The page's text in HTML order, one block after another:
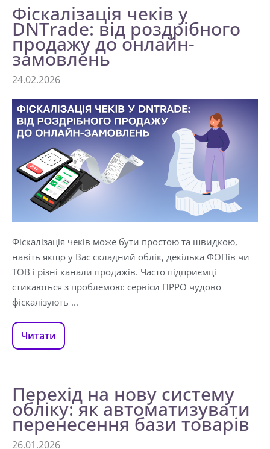
Фіскалізація чеків у
DNTrade: від роздрібного
продажу до онлайн-
замовлень
24.02.2026
Фіскалізація чеків може бути простою та швидкою,
навіть якщо у Вас складний облік, декілька ФОПів чи
ТОВ і різні канали продажів. Часто підприємці
стикаються з проблемою: сервіси ПРРО чудово
фіскалізують ...
Читати
Перехід на нову систему
обліку: як автоматизувати
перенесення бази товарів
26.01.2026